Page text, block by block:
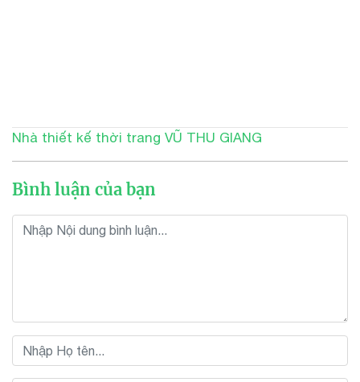
Nhà thiết kế thời trang VŨ THU GIANG
Bình luận của bạn